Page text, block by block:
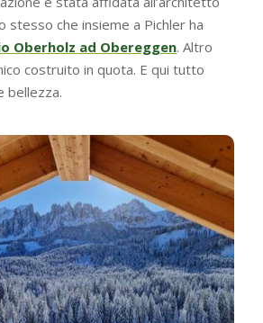
stesso che insieme a Pichler ha
Oberholz ad Obereggen. Altro
costruito in quota. E qui tutto
bellezza.